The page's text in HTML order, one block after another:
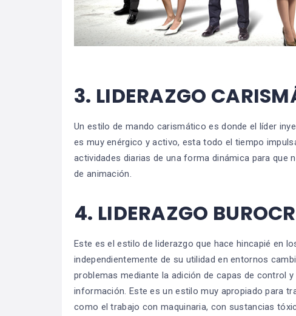
3. LIDERAZGO
Un estilo de mando carismático es donde el líder
es muy enérgico y activo, esta todo el tiempo
actividades diarias de una forma dinámica para que
de animación.
4. LIDERAZGO
Este es el estilo de liderazgo que hace hincapié en
independientemente de su utilidad en entornos
problemas mediante la adición de capas de control
información. Este es un estilo muy apropiado para
como el trabajo con maquinaria, con sustancias